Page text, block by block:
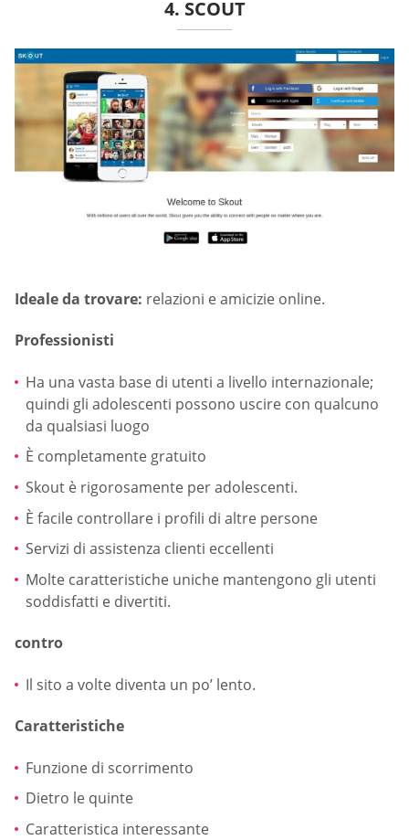
4. SCOUT
Ideale da trovare: relazioni e amicizie online.
Professionisti
Ha una vasta base di utenti a livello internazionale;
quindi gli adolescenti possono uscire con qualcuno
da qualsiasi luogo
È completamente gratuito
Skout è rigorosamente per adolescenti.
È facile controllare i profili di altre persone
Servizi di assistenza clienti eccellenti
Molte caratteristiche uniche mantengono gli utenti
soddisfatti e divertiti.
contro
Il sito a volte diventa un po’ lento.
Caratteristiche
Funzione di scorrimento
Dietro le quinte
Caratteristica interessante